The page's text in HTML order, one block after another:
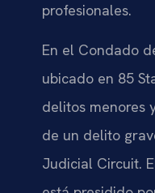
profesionales.
En el Condado
ubicado en 85
delitos menores
de un delito
Judicial Circuit.